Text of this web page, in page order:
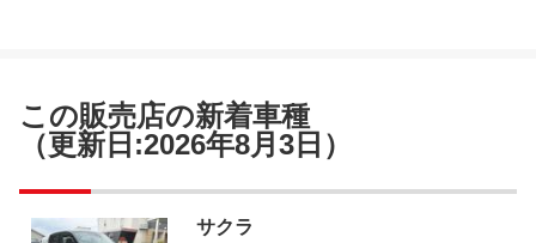
ムーヴキャンバス Ｇメイクアップ Ｓ
この販売店の新着車種
（更新日:2026年8月3日）
サクラ